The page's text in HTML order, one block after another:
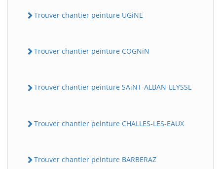
Trouver chantier peinture UGiNE
Trouver chantier peinture COGNiN
Trouver chantier peinture SAiNT-ALBAN-LEYSSE
Trouver chantier peinture CHALLES-LES-EAUX
Trouver chantier peinture BARBERAZ